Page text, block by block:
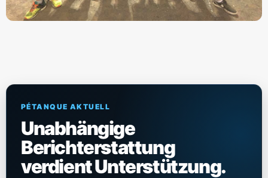
PÉTANQUE AKTUELL
Unabhängige
Berichterstattung
verdient Unterstützung.